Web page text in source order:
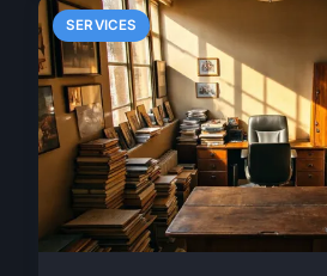
SERVICES